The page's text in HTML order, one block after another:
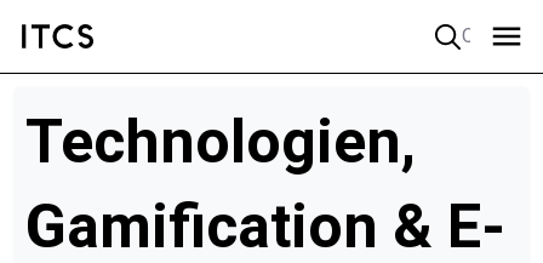
Technologien,
Gamification & E-